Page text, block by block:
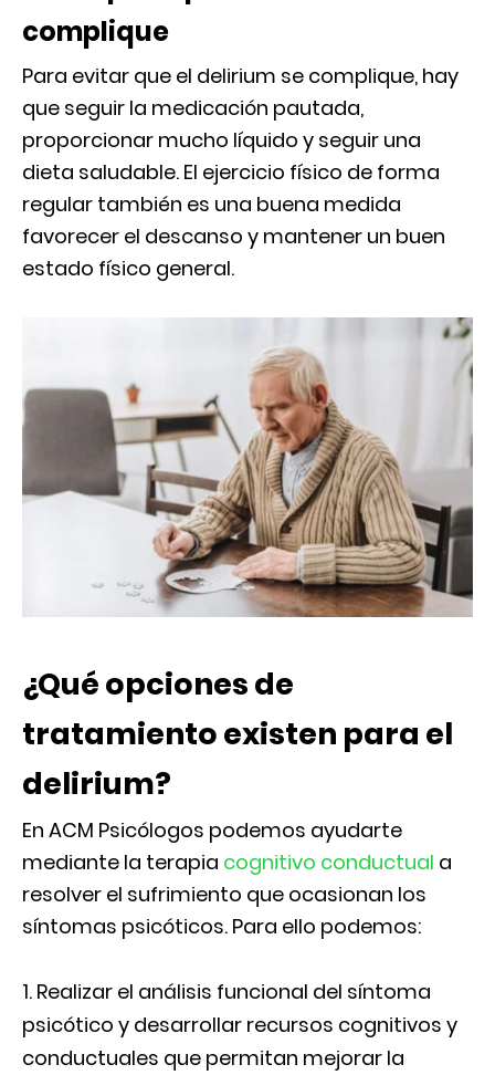
complique
Para evitar que el delirium se complique, hay
que seguir la medicación pautada,
proporcionar mucho líquido y seguir una
dieta saludable. El ejercicio físico de forma
regular también es una buena medida
favorecer el descanso y mantener un buen
estado físico general.
¿Qué opciones de
tratamiento existen para el
delirium?
En ACM Psicólogos podemos ayudarte
mediante la terapia cognitivo conductual a
resolver el sufrimiento que ocasionan los
síntomas psicóticos. Para ello podemos:
Realizar el análisis funcional del síntoma
psicótico y desarrollar recursos cognitivos y
conductuales que permitan mejorar la